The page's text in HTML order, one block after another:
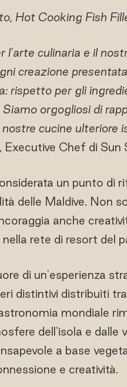
Hot Cooking Fish
culinaria e il
creazione
rispetto per gli
orgogliosi di
cucine ulteriore
Chef di Sun
un punto di
delle Maldive. Non
anche
rete di resort del
di un'esperienza
distintivi distribuiti
mondiale
dell'isola e dalle
a base
e creatività.